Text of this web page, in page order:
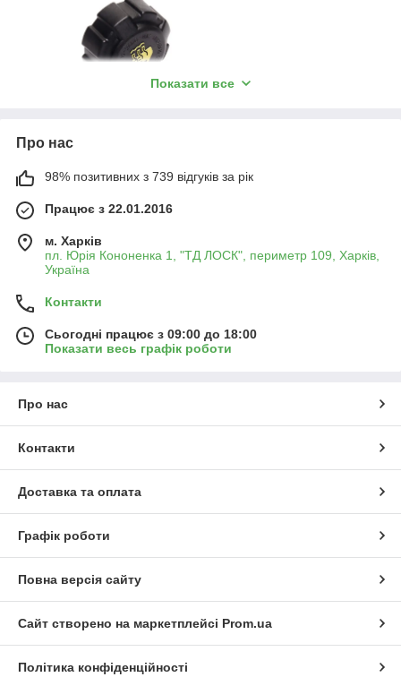
бачка
елементами системи охолодження автомобіля. Вони
запобігаючи перегріву двигуна та витоку охолоджуючої
рідини. Кришки радіатора регулюють тиск усередині
та компенсують зміну об’єму рідини під час нагрівання.
та розширювальних бачків різних типів і розмірів, що
підходять для легкових, вантажних автомобілів і
системи охолодження вашого автомобіля.
Показати все
Про нас
98% позитивних з 739 відгуків за рік
Працює з 22.01.2016
м. Харків
пл. Юрія Кононенка 1, "ТД ЛОСК", периметр 109, Харків,
Україна
Контакти
Сьогодні працює з 09:00 до 18:00
Показати весь графік роботи
Про нас
Контакти
Доставка та оплата
Графік роботи
Повна версія сайту
Сайт створено на маркетплейсі Prom.ua
Політика конфіденційності